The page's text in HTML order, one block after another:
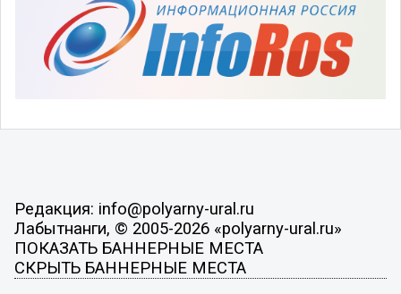
Редакция: info@polyarny-ural.ru
Лабытнанги, © 2005-2026 «polyarny-ural.ru»
ПОКАЗАТЬ БАННЕРНЫЕ МЕСТА
СКРЫТЬ БАННЕРНЫЕ МЕСТА